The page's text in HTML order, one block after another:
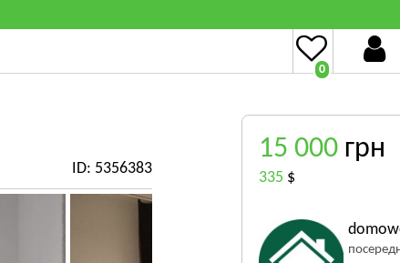
0
ID: 5356383
15 000 грн
335 $